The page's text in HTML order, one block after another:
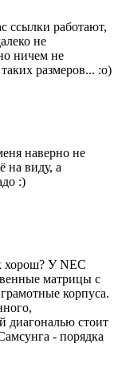
ссылки работают,
не
ничем не
размеров... :о)
наверно не
на виду, а
:)
хорош? У NEC
матрицы с
корпуса.
диагональю стоит
- порядка